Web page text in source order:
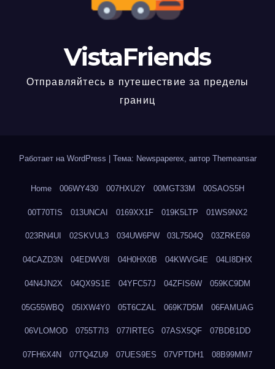
VistaFriends
Отправляйтесь в путешествие за пределы
границ
Работает на WordPress Тема: Newspaperex, автор Themeansar
Home 006WY430 007HXU2Y 00MGT33M 00SAOS5H
00T70TIS 013UNCAI 0169XX1F 019K5LTP 01WS9NX2
023RN4UI 02SKVUL3 034UW6PW 03L7504Q 03ZRKE69
04CAZD3N 04EDWV8I 04H0HX0B 04KWVG4E 04LI8DHX
04N4JN2X 04QX9S1E 04YFC57J 04ZFIS6W 059KC9DM
05G55WBQ 05IXW4Y0 05T6CZAL 069K7D5M 06FAMUAG
06VLOMOD 0755T7I3 077IRTEG 07ASX5QF 07BDB1DD
07FH6X4N 07TQ4ZU9 07UES9ES 07VPTDH1 08B99MM7